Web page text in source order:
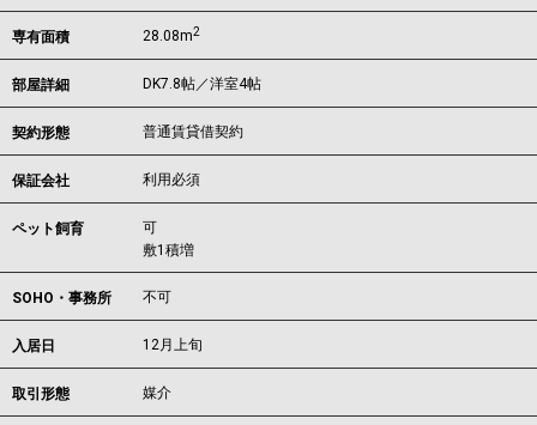
専有面積 28.08m2
部屋詳細 DK7.8帖／洋室4帖
契約形態 普通賃貸借契約
保証会社 利用必須
ペット飼育
可
敷1積増
SOHO・事務所 不可
入居日 12月上旬
取引形態 媒介